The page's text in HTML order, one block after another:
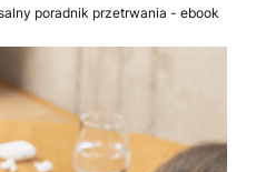
poradnik przetrwania - ebook